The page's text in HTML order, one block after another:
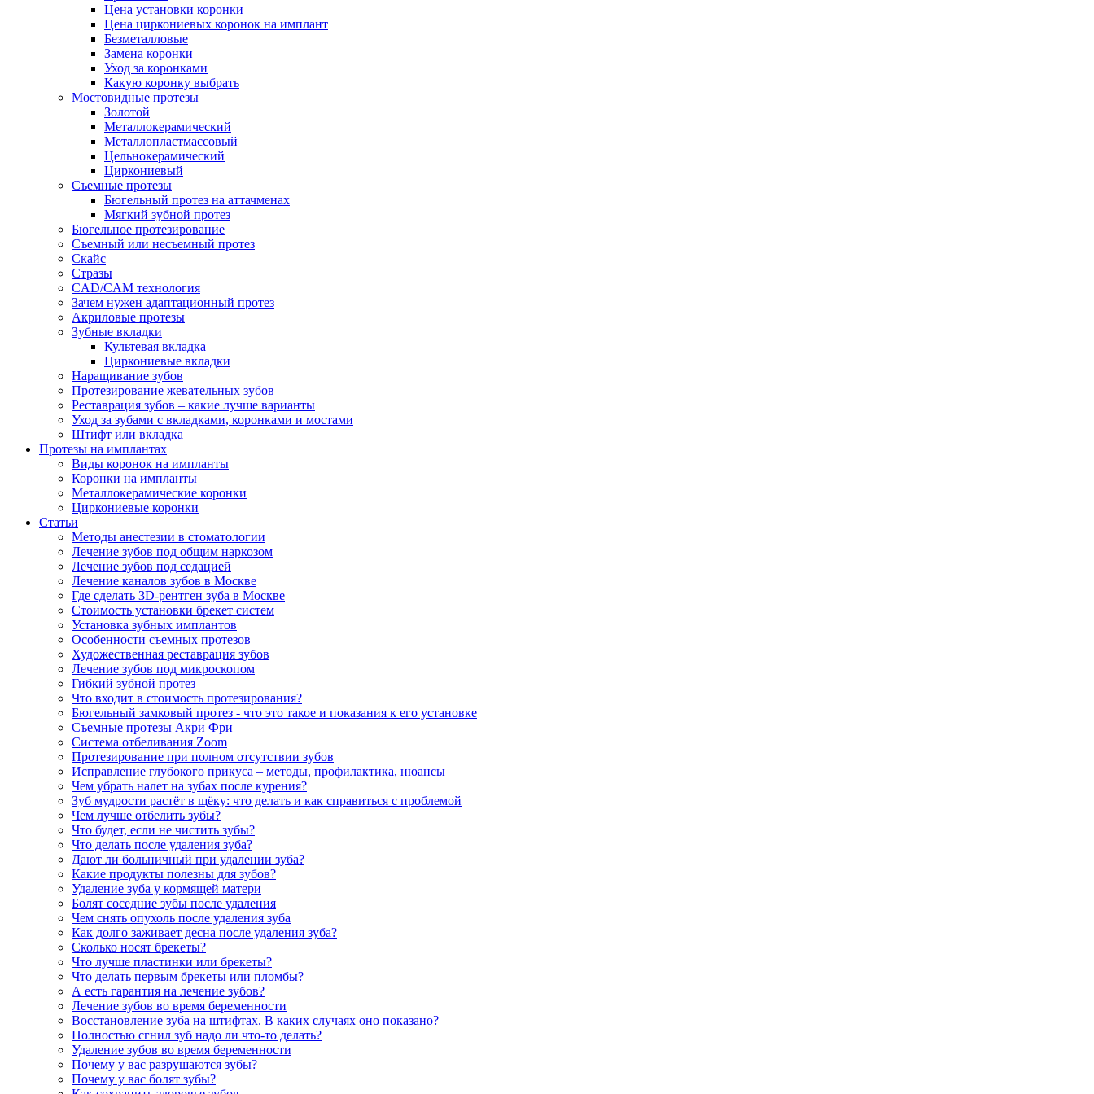
Цена установки коронки
Цена циркониевых коронок на имплант
Безметалловые
Замена коронки
Уход за коронками
Какую коронку выбрать
Мостовидные протезы
Золотой
Металлокерамический
Металлопластмассовый
Цельнокерамический
Циркониевый
Съемные протезы
Бюгельный протез на аттачменах
Мягкий зубной протез
Бюгельное протезирование
Съемный или несъемный протез
Скайс
Стразы
CAD/CAM технология
Зачем нужен адаптационный протез
Акриловые протезы
Зубные вкладки
Культевая вкладка
Циркониевые вкладки
Наращивание зубов
Протезирование жевательных зубов
Реставрация зубов – какие лучше варианты
Уход за зубами с вкладками, коронками и мостами
Штифт или вкладка
Протезы на имплантах
Виды коронок на импланты
Коронки на импланты
Металлокерамические коронки
Циркониевые коронки
Статьи
Методы анестезии в стоматологии
Лечение зубов под общим наркозом
Лечение зубов под седацией
Лечение каналов зубов в Москве
Где сделать 3D-рентген зуба в Москве
Стоимость установки брекет систем
Установка зубных имплантов
Особенности съемных протезов
Художественная реставрация зубов
Лечение зубов под микроскопом
Гибкий зубной протез
Что входит в стоимость протезирования?
Бюгельный замковый протез - что это такое и показания к его установке
Съемные протезы Акри Фри
Система отбеливания Zoom
Протезирование при полном отсутствии зубов
Исправление глубокого прикуса – методы, профилактика, нюансы
Чем убрать налет на зубах после курения?
Зуб мудрости растёт в щёку: что делать и как справиться с проблемой
Чем лучше отбелить зубы?
Что будет, если не чистить зубы?
Что делать после удаления зуба?
Дают ли больничный при удалении зуба?
Какие продукты полезны для зубов?
Удаление зуба у кормящей матери
Болят соседние зубы после удаления
Чем снять опухоль после удаления зуба
Как долго заживает десна после удаления зуба?
Сколько носят брекеты?
Что лучше пластинки или брекеты?
Что делать первым брекеты или пломбы?
А есть гарантия на лечение зубов?
Лечение зубов во время беременности
Восстановление зуба на штифтах. В каких случаях оно показано?
Полностью сгнил зуб надо ли что-то делать?
Удаление зубов во время беременности
Почему у вас разрушаются зубы?
Почему у вас болят зубы?